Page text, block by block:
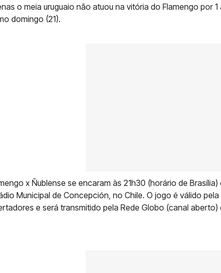
o meia uruguaio não atuou na vitória do Flamengo por
domingo (21).
x Ñublense se encaram às 21h30 (horário de
Municipal de Concepción, no Chile. O jogo é válido
e será transmitido pela Rede Globo (canal aberto)